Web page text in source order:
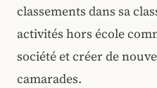
classements dans sa
activités hors école
société et créer de
camarades.